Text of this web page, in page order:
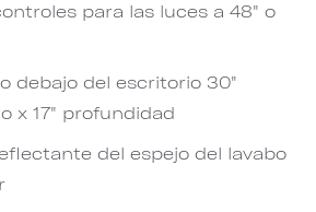
para las luces a 48" o
debajo del escritorio 30"
x 17" profundidad
del espejo del lavabo